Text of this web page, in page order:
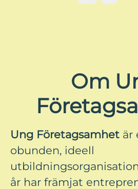
Om
Ung Företagsamhet är
obunden, ideell
år har främjat